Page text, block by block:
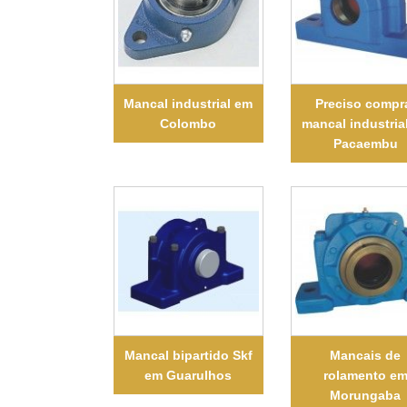
Mancal industrial em
Colombo
Preciso
mancal
Pacaembu
Mancal bipartido Skf
em Guarulhos
Mancais de
rolamento em
Morungaba